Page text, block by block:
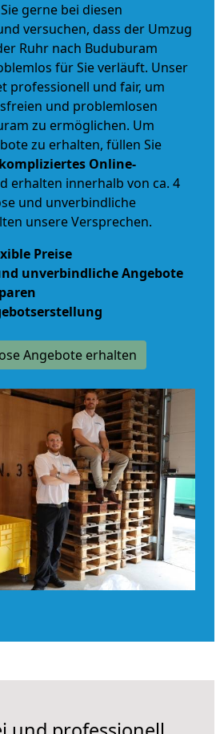
gerne bei diesen
versuchen, dass der Umzug
Ruhr nach Buduburam
für Sie verläuft. Unser
professionell und fair, um
und problemlosen
zu ermöglichen. Um
zu erhalten, füllen Sie
Online-
erhalten innerhalb von ca. 4
und unverbindliche
unsere Versprechen.
Preise
unverbindliche Angebote
Angebote erhalten